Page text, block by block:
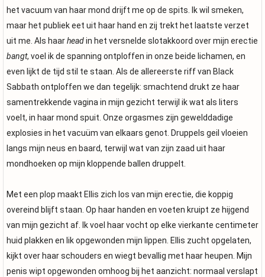
het vacuum van haar mond drijft me op de spits. Ik wil smeken,
maar het publiek eet uit haar hand en zij trekt het laatste verzet
uit me. Als haarheadin het versnelde slotakkoord over mijn erectie
bangt, voel ik de spanning ontploffen in onze beide lichamen, en
even lijkt de tijd stil te staan. Als de allereerste riff van Black
Sabbath ontploffen we dan tegelijk: smachtend drukt ze haar
samentrekkende vagina in mijn gezicht terwijl ik wat als liters
voelt, in haar mond spuit. Onze orgasmes zijn gewelddadige
explosies in het vacuüm van elkaars genot. Druppels geil vloeien
langs mijn neus en baard, terwijl wat van zijn zaad uit haar
mondhoeken op mijn kloppende ballen druppelt.
Met een plop maakt Ellis zich los van mijn erectie, die koppig
overeind blijft staan. Op haar handen en voeten kruipt ze hijgend
van mijn gezicht af. Ik voel haar vocht op elke vierkante centimeter
huid plakken en lik opgewonden mijn lippen. Ellis zucht opgelaten,
kijkt over haar schouders en wiegt bevallig met haar heupen. Mijn
penis wipt opgewonden omhoog bij het aanzicht: normaal verslapt